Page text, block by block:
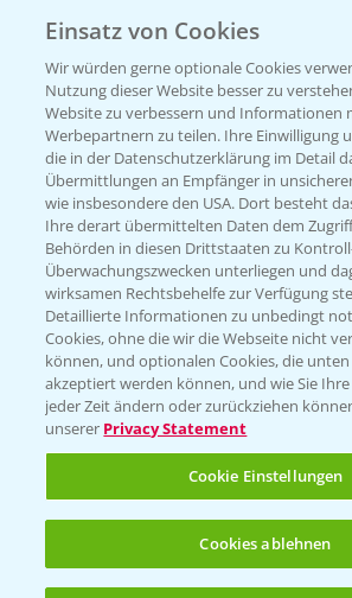
Beratung auf WhatsApp
T.+49 (0)174 346 564 1
KONTAKT
Hilfe in Notfällen
T.+49 (0)214/30-20220
Folgen Sie
Einsatz von Cookies
Wir würden gerne optionale Cookies
Nutzung dieser Website besser zu
Website zu verbessern und Informationen
Werbepartnern zu teilen. Ihre Einwilligung
die in der Datenschutzerklärung im Detail
Übermittlungen an Empfänger in
wie insbesondere den USA. Dort besteht
Ihre derart übermittelten Daten dem
Behörden in diesen Drittstaaten zu
Überwachungszwecken unterliegen und
wirksamen Rechtsbehelfe zur Verfügung
Detaillierte Informationen zu unbedingt
Cookies, ohne die wir die Webseite nicht
können, und optionalen Cookies, die
akzeptiert werden können, und wie Sie
jeder Zeit ändern oder zurückziehen
unserer Privacy Statement
Cookie Einstellungen
Cookies ablehnen